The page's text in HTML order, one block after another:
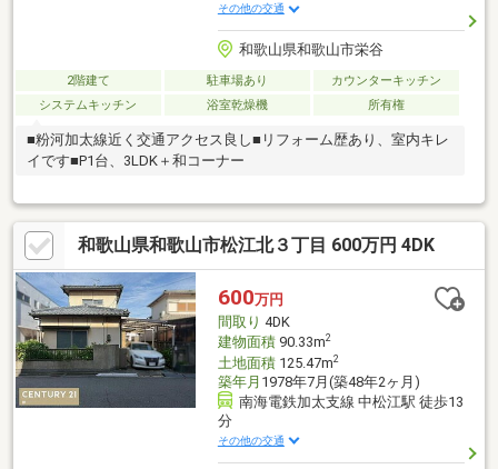
その他の交通
和歌山県和歌山市栄谷
2階建て 駐車場あり
カウンターキッチン
システムキッチン
浴室乾燥機 所有権
■粉河加太線近く交通アクセス良し■リフォーム歴あり、室内キレ
イです■P1台、3LDK＋和コーナー
和歌山県和歌山市松江北３丁目 600万円 4DK
600万円
間取り 4DK
建物面積90.33m2
土地面積125.47m2
築年月 1978年7月(築48年2ヶ月)
南海電鉄加太支線 中松江駅 徒歩13
分
その他の交通